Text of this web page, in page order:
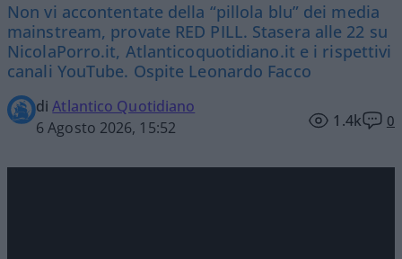
Non vi accontentate della “pillola blu” dei media
mainstream, provate RED PILL. Stasera alle 22 su
NicolaPorro.it, Atlanticoquotidiano.it e i rispettivi
canali YouTube. Ospite Leonardo Facco
diAtlantico Quotidiano
6 Agosto 2026, 15:52
1.4k 0